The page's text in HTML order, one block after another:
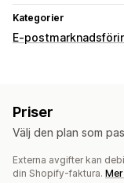
Kategorier
E-
Import och export
Priser
Välj den plan som
Externa avgifter kan
din Shopify-faktura.